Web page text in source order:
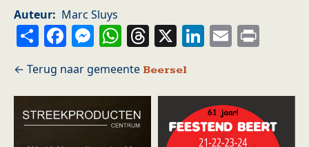
Auteur
Marc Sluys
ShareFacebook
Messenger
WhatsApp
Threads
X LinkedIn
Email
Beersel